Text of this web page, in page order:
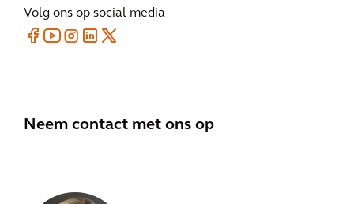
Volg ons op social media
Neem contact met ons op